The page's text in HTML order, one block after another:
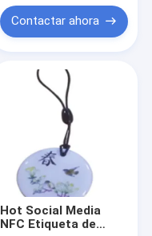
Contactar ahora
Hot Social Media
NFC Etiqueta de